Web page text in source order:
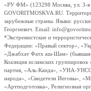
«РУ ФМ» (123298 Москва, ул. 3-я
GOVORITMOSKVA.RU.
зарубежные страны. Языки:
Георгиевич. Email:
*Экстремистские и
Федерации: «Правый сектор»,
«Джабхат Фатх аш-Шам» (бывшая
Коалиция исламских
партия, «Аль-Каида», «УНА-
народа», «Свидетели Иеговы»,
«Артподготовка», Религиозная